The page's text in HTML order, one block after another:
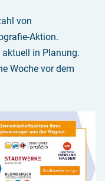
von
Aktion.
in Planung.
Woche vor dem